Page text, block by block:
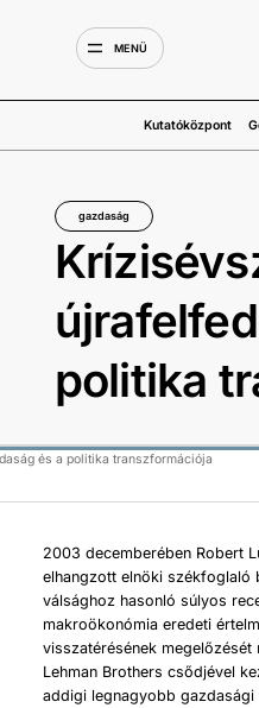
MENÜ
Kutatóközpont
gazdaság
politika
és a politika transzformációja
2003 decemberében Robert
elhangzott elnöki székfoglaló
válsághoz hasonló súlyos
makroökonómia eredeti
visszatérésének
Lehman Brothers csődjével
addigi legnagyobb gazdasági